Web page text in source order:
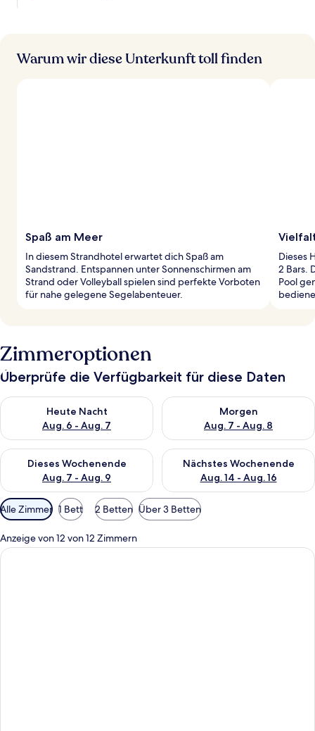
Warum wir diese Unterkunft toll finden
Spaß am Meer
In diesem Strandhotel erwartet dich Spaß am
Sandstrand. Entspannen unter Sonnenschirmen am
Strand oder Volleyball spielen sind perfekte Vorboten
für nahe gelegene Segelabenteuer.
Dieses
2 Bars.
Pool
Zimmeroptionen
Überprüfe die Verfügbarkeit für diese Daten
Heute Nacht
Aug. 6 - Aug. 7
Überprüfe die Verfügbarkeit für heute Nacht, Aug. 6 - Aug. 7.
Morgen
Aug. 7 - Aug. 8
Überprüfe die Verfügbarkeit
Dieses Wochenende
Aug. 7 - Aug. 9
Überprüfe die Verfügbarkeit für dieses Wochenende, Aug. 7
Nächstes Wochenende
Aug. 14 - Aug. 16
Überprüfe die Verfügbarkeit
Verfügbare
Filter
für
Zimmer
Alle Zimmer 1 Bett 2 Betten Über 3 Betten
Anzeige von 12 von 12 Zimmern